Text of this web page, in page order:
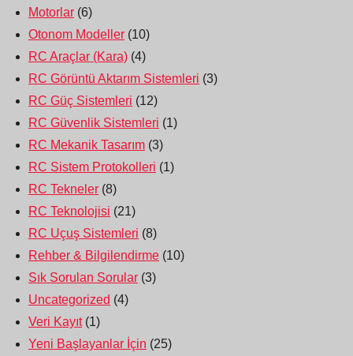
Motorlar (6)
Otonom Modeller (10)
RC Araçlar (Kara) (4)
RC Görüntü Aktarım Sistemleri (3)
RC Güç Sistemleri (12)
RC Güvenlik Sistemleri (1)
RC Mekanik Tasarım (3)
RC Sistem Protokolleri (1)
RC Tekneler (8)
RC Teknolojisi (21)
RC Uçuş Sistemleri (8)
Rehber & Bilgilendirme (10)
Sık Sorulan Sorular (3)
Uncategorized (4)
Veri Kayıt(1)
Yeni Başlayanlar İçin (25)